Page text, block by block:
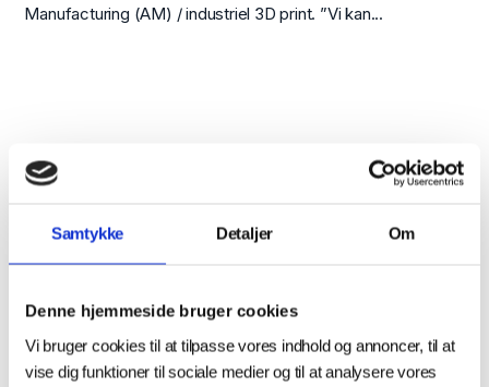
Samtykke Detaljer Om
Denne hjemmeside bruger cookies
Vi bruger cookies til at tilpasse vores indhold og annoncer, til at
vise dig funktioner til sociale medier og til at analysere vores
Manufacturing (AM) / industriel 3D print. ”Vi kan...
nyhedsbrev